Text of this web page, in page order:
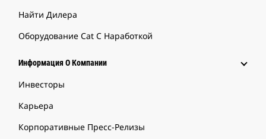
Найти Дилера
Оборудование Cat С Наработкой
Информация О Компании
Инвесторы
Карьера
Корпоративные Пресс-Релизы